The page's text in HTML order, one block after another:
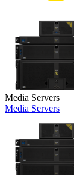
Media Servers
Media Servers